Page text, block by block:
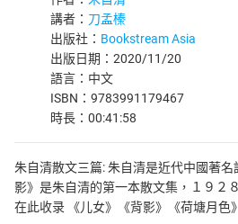
講者： 刀孟榛
出版社： Bookstream Asia
出版日期：2020/11/20
語言：中文
ISBN：9783991179467
時長：00:41:58
朱自清散文三篇: 朱自清是近代中國著
影》是朱自清的第一本散文集，１９２
在此收录 《儿女》《背影》《荷塘月色